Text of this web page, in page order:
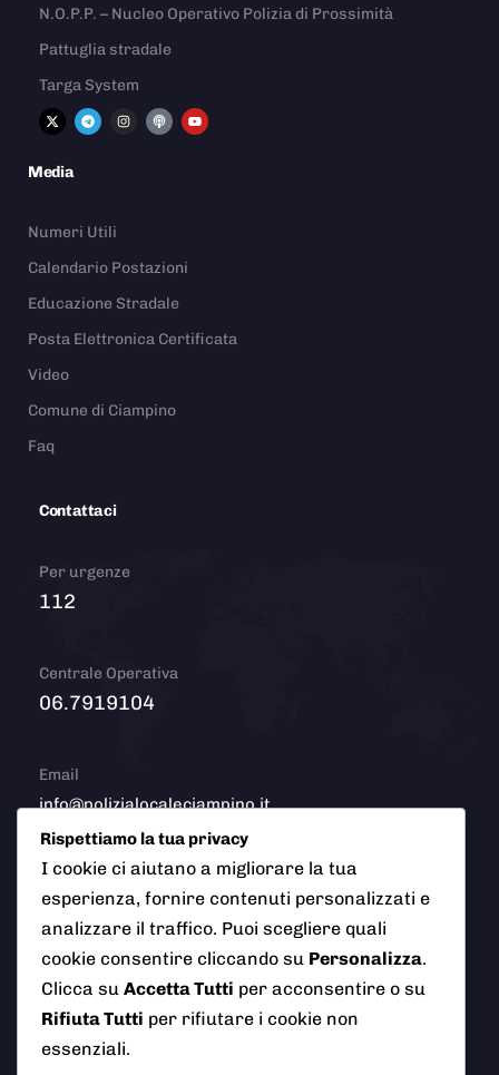
N.O.P.P. – Nucleo Operativo Polizia di Prossimità
Pattuglia stradale
Targa System
Media
Numeri Utili
Calendario Postazioni
Educazione Stradale
Posta Elettronica Certificata
Video
Comune di Ciampino
Faq
Contattaci
Per urgenze
112
Centrale Operativa
06.7919104
Email
info@polizialocaleciampino.it
© 2026 Polizia Locale del Comune di Ciampino (Roma). Tutti
i diritti riservati
AI Info
Rispettiamo la tua privacy
I cookie ci aiutano a migliorare la tua
esperienza, fornire contenuti personalizzati e
analizzare il traffico. Puoi scegliere quali
cookie consentire cliccando su Personalizza.
Clicca su Accetta Tutti per acconsentire o su
Rifiuta Tutti per rifiutare i cookie non
essenziali.